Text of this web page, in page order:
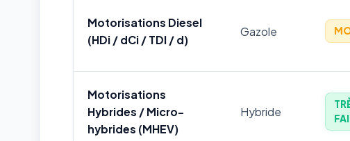
Motorisations Diesel
(HDi / dCi / TDI / d)
Gazole
Motorisations
Hybrides / Micro-
hybrides (MHEV)
Hybride